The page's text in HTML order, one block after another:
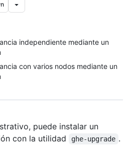
independiente mediante un
con varios nodos mediante un
puede instalar un
con la utilidad
ghe-upgrade .